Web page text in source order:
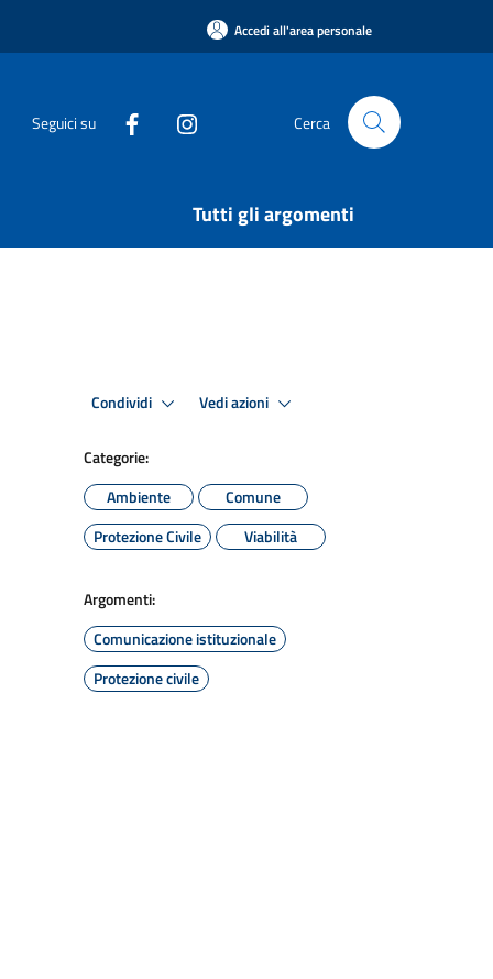
Accedi all'area personale
Seguici su Cerca
Tutti gli argomenti
Condividi Vedi azioni
Categorie:
Ambiente
Comune
Protezione Civile
Viabilità
Argomenti:
Comunicazione istituzionale
Protezione civile